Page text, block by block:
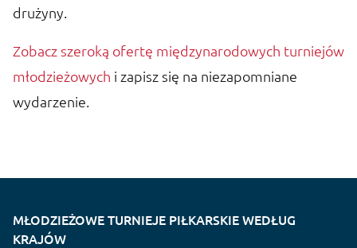
drużyny.
Zobacz szeroką ofertę międzynarodowych turniejów
młodzieżowych i zapisz się na niezapomniane
wydarzenie.
MŁODZIEŻOWE TURNIEJE PIŁKARSKIE WEDŁUG
KRAJÓW